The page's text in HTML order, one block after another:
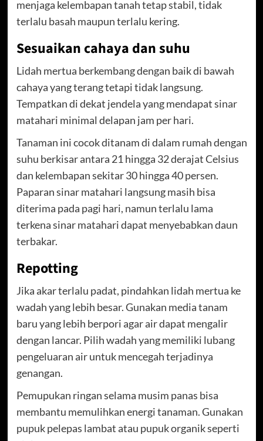
menjaga kelembapan tanah tetap stabil, tidak
terlalu basah maupun terlalu kering.
Sesuaikan cahaya dan suhu
Lidah mertua berkembang dengan baik di bawah
cahaya yang terang tetapi tidak langsung.
Tempatkan di dekat jendela yang mendapat sinar
matahari minimal delapan jam per hari.
Tanaman ini cocok ditanam di dalam rumah dengan
suhu berkisar antara 21 hingga 32 derajat Celsius
dan kelembapan sekitar 30 hingga 40 persen.
Paparan sinar matahari langsung masih bisa
diterima pada pagi hari, namun terlalu lama
terkena sinar matahari dapat menyebabkan daun
terbakar.
Repotting
Jika akar terlalu padat, pindahkan lidah mertua ke
wadah yang lebih besar. Gunakan media tanam
baru yang lebih berpori agar air dapat mengalir
dengan lancar. Pilih wadah yang memiliki lubang
pengeluaran air untuk mencegah terjadinya
genangan.
Pemupukan ringan selama musim panas bisa
membantu memulihkan energi tanaman. Gunakan
pupuk pelepas lambat atau pupuk organik seperti